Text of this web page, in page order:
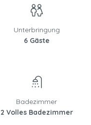
Unterbringung
6 Gäste
Badezimmer
2 Volles Badezimmer